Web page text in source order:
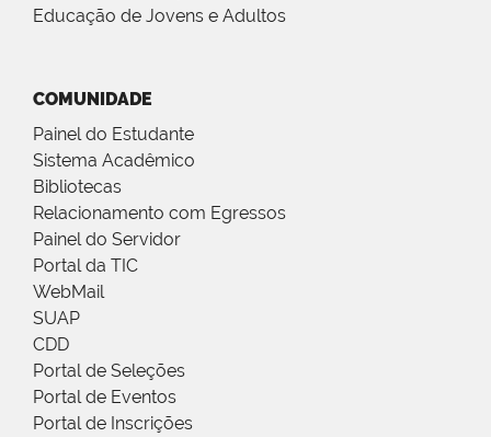
Educação de Jovens e Adultos
COMUNIDADE
Painel do Estudante
Sistema Acadêmico
Bibliotecas
Relacionamento com Egressos
Painel do Servidor
Portal da TIC
WebMail
SUAP
CDD
Portal de Seleções
Portal de Eventos
Portal de Inscrições